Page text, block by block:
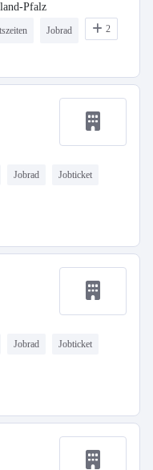
Pfalz
Jobrad 2
Jobrad Jobticket
Jobrad Jobticket